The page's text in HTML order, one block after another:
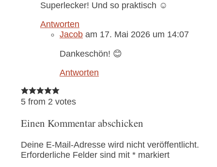
Superlecker! Und so praktisch ☺️
Antworten
Jacob am 17. Mai 2026 um 14:07
Dankeschön! 😊
Antworten
5 from 2 votes
Einen Kommentar abschicken
Deine E-Mail-Adresse wird nicht veröffentlicht.
Erforderliche Felder sind mit * markiert